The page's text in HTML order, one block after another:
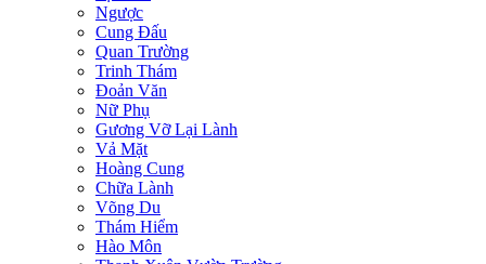
Ngược
Cung Đấu
Quan Trường
Trinh Thám
Đoản Văn
Nữ Phụ
Gương Vỡ Lại Lành
Vả Mặt
Hoàng Cung
Chữa Lành
Võng Du
Thám Hiểm
Hào Môn